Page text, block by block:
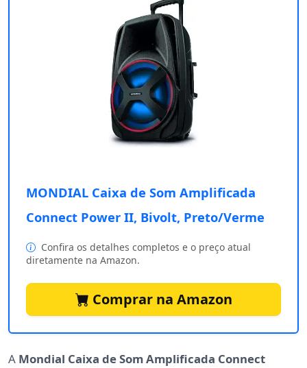
MONDIAL Caixa de Som Amplificada
Connect Power II, Bivolt, Preto/Verme
Confira os detalhes completos e o preço atual
diretamente na Amazon.
Comprar na Amazon
A Mondial Caixa de Som Amplificada Connect